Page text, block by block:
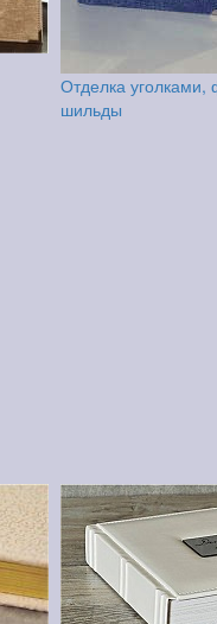
Отделка уголками,
шильды